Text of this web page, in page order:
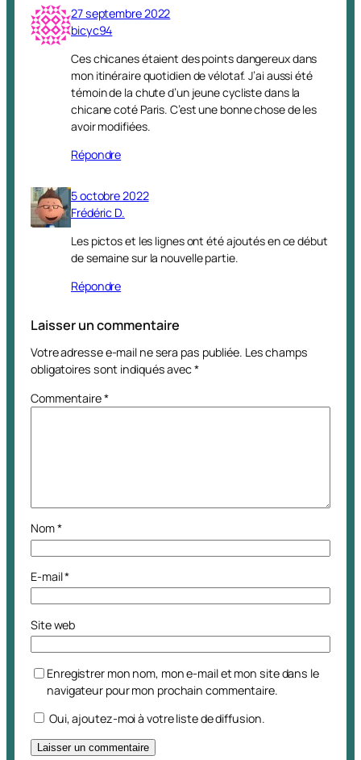
27 septembre 2022
bicyc94
Ces chicanes étaient des points dangereux dans
mon itinéraire quotidien de vélotaf. J’ai aussi été
témoin de la chute d’un jeune cycliste dans la
chicane coté Paris. C’est une bonne chose de les
avoir modifiées.
Répondre
5 octobre 2022
Frédéric D.
Les pictos et les lignes ont été ajoutés en ce début
de semaine sur la nouvelle partie.
Répondre
Laisser un commentaire
Votre adresse e-mail ne sera pas publiée. Les champs
obligatoires sont indiqués avec*
Commentaire*
Nom*
E-mail*
Site web
Enregistrer mon nom, mon e-mail et mon site dans le
navigateur pour mon prochain commentaire.
Oui, ajoutez-moi à votre liste de diffusion.